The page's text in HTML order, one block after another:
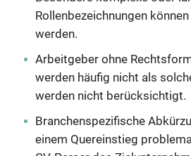
Rollenbezeichnungen
werden.
Arbeitgeber ohne
werden häufig nicht als
werden nicht berücksichtigt.
Branchenspezifische
einem Quereinstieg